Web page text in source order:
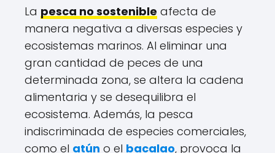
La pesca no sostenible afecta de
manera negativa a diversas especies y
ecosistemas marinos. Al eliminar una
gran cantidad de peces de una
determinada zona, se altera la cadena
alimentaria y se desequilibra el
ecosistema. Además, la pesca
indiscriminada de especies comerciales,
como el atún o el bacalao, provoca la